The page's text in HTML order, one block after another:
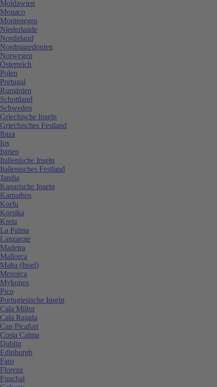
Moldawien
Monaco
Montenegro
Niederlande
Nordirland
Nordmazedonien
Norwegen
Österreich
Polen
Portugal
Rumänien
Schottland
Schweden
Griechische Inseln
Griechisches Festland
Ibiza
Ios
Istrien
Italienische Inseln
Italienisches Festland
Jandia
Kanarische Inseln
Karpathos
Korfu
Korsika
Kreta
La Palma
Lanzarote
Madeira
Mallorca
Malta (Insel)
Menorca
Mykonos
Pico
Portugiesische Inseln
Cala Millor
Cala Rajada
Can Picafort
Costa Calma
Dublin
Edinburgh
Faro
Florenz
Funchal